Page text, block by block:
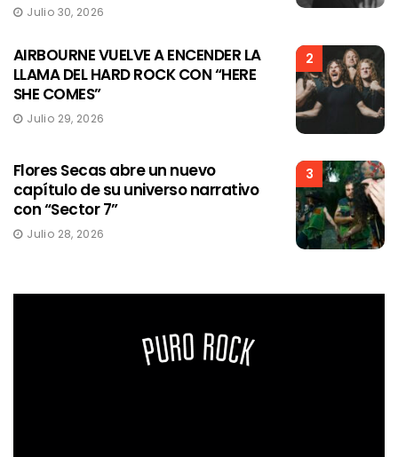
Julio 30, 2026
2
AIRBOURNE VUELVE A ENCENDER LA
LLAMA DEL HARD ROCK CON “HERE
SHE COMES”
Julio 29, 2026
3
Flores Secas abre un nuevo
capítulo de su universo narrativo
con “Sector 7”
Julio 28, 2026